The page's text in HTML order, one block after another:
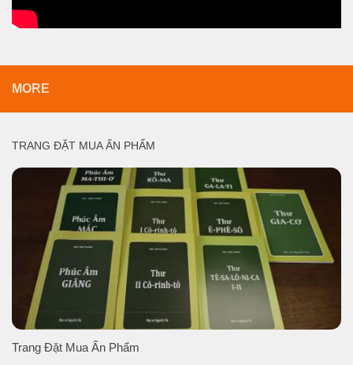
MORE
TRANG ĐẶT MUA ẤN PHẨM
Trang Đặt Mua Ấn Phẩm